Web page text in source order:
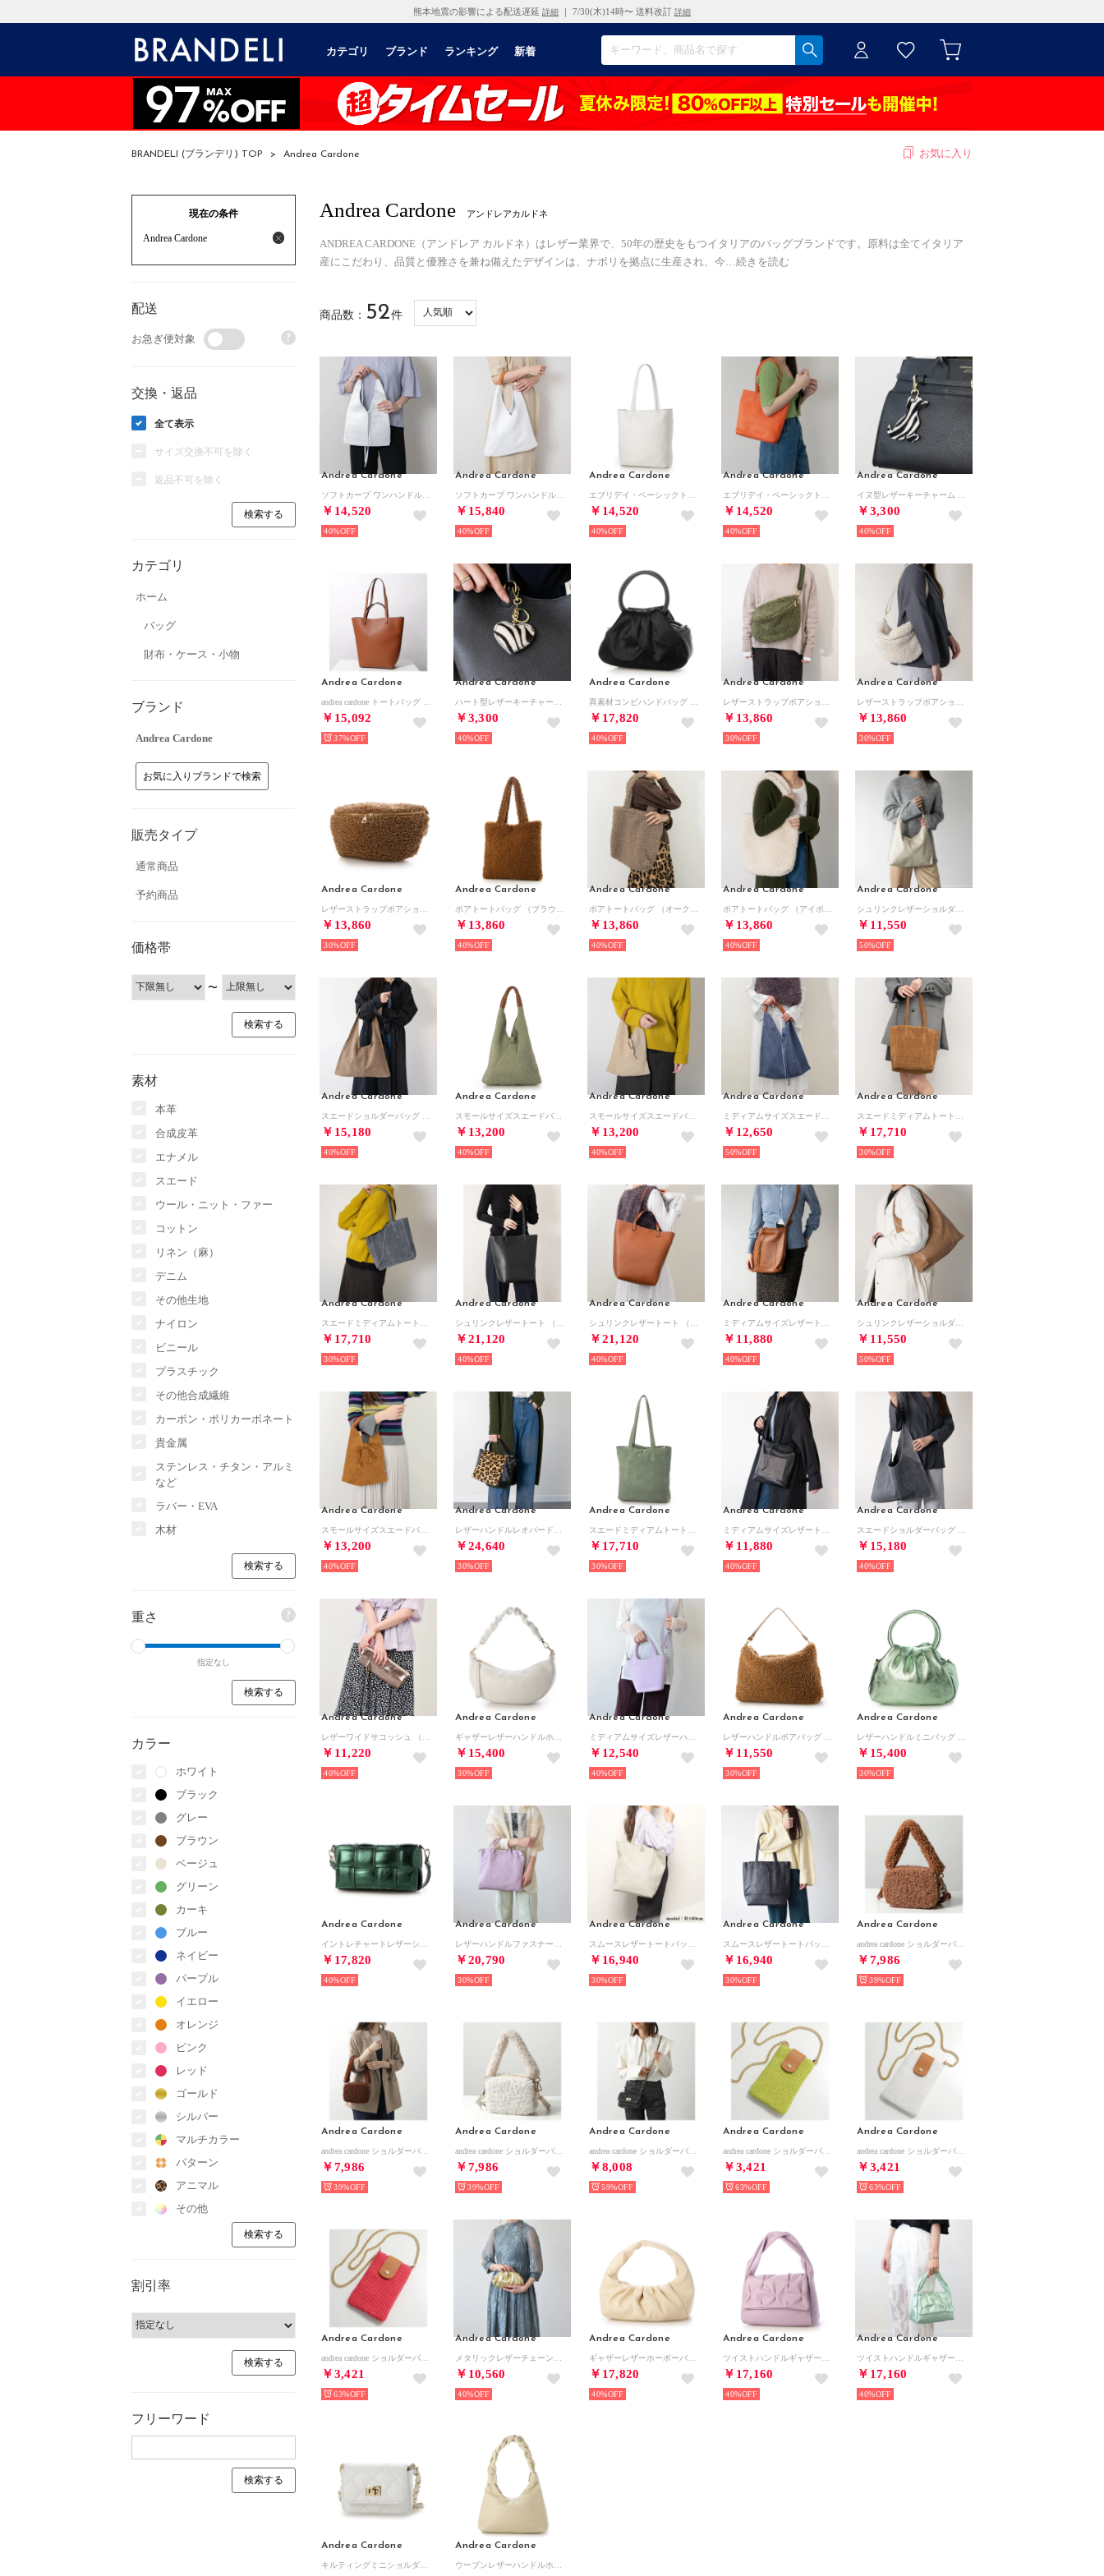
熊本地震の影響による配送遅延 詳細 ｜ 7/30(木)14時〜 送料改訂 詳細
カテゴリ ブランド ランキング 新着
BRANDELI (ブランデリ) TOP > Andrea Cardone お気に入り
現在の条件
Andrea Cardone
配送
お急ぎ便対象 ?
交換・返品
全て表示
サイズ交換不可を除く
返品不可を除く
カテゴリ
ホーム
バッグ
財布・ケース・小物
ブランド
Andrea Cardone
お気に入りブランドで検索
販売タイプ
通常商品
予約商品
価格帯
〜
素材
本革
合成皮革
エナメル
スエード
ウール・ニット・ファー
コットン
リネン（麻）
デニム
その他生地
ナイロン
ビニール
プラスチック
その他合成繊維
カーボン・ポリカーボネート
貴金属
ステンレス・チタン・アルミ
など
ラバー・EVA
木材
重さ ?
指定なし
カラー
ホワイト
ブラック
グレー
ブラウン
ベージュ
グリーン
カーキ
ブルー
ネイビー
パープル
イエロー
オレンジ
ピンク
レッド
ゴールド
シルバー
マルチカラー
パターン
アニマル
その他
割引率
フリーワード
Andrea Cardone アンドレアカルドネ
ANDREA CARDONE（アンドレア カルドネ）はレザー業界で、50年の歴史をもつイタリアのバッグブランドです。原料は全てイタリア
産にこだわり、品質と優雅さを兼ね備えたデザインは、ナポリを拠点に生産され、今
続きを読む
商品数： 52件
Andrea Cardone
￥14,520
40%
Andrea Cardone
￥15,840
40%
Andrea Cardone
￥14,520
40%
Andrea Cardone
￥14,520
40%
Andrea Cardone
￥3,300
40%
Andrea Cardone
￥15,092
37%
Andrea Cardone
￥3,300
40%
Andrea Cardone
￥17,820
40%
Andrea Cardone
￥13,860
30%
Andrea Cardone
￥13,860
30%
Andrea Cardone
￥13,860
30%
Andrea Cardone
￥13,860
40%
Andrea Cardone
￥13,860
40%
Andrea Cardone
￥13,860
40%
Andrea Cardone
￥11,550
50%
Andrea Cardone
￥15,180
40%
Andrea Cardone
￥13,200
40%
Andrea Cardone
￥13,200
40%
Andrea Cardone
￥12,650
50%
Andrea Cardone
￥17,710
30%
Andrea Cardone
￥17,710
30%
Andrea Cardone
￥21,120
40%
Andrea Cardone
￥21,120
40%
Andrea Cardone
￥11,880
40%
Andrea Cardone
￥11,550
50%
Andrea Cardone
￥13,200
40%
Andrea Cardone
￥24,640
30%
Andrea Cardone
￥17,710
30%
Andrea Cardone
￥11,880
40%
Andrea Cardone
￥15,180
40%
Andrea Cardone
￥11,220
40%
Andrea Cardone
￥15,400
30%
Andrea Cardone
￥12,540
40%
Andrea Cardone
￥11,550
30%
Andrea Cardone
￥15,400
30%
Andrea Cardone
￥17,820
40%
Andrea Cardone
￥20,790
30%
Andrea Cardone
￥16,940
30%
Andrea Cardone
￥16,940
30%
Andrea Cardone
￥7,986
39%
Andrea Cardone
￥7,986
39%
Andrea Cardone
￥7,986
39%
Andrea Cardone
￥8,008
59%
Andrea Cardone
￥3,421
63%
Andrea Cardone
￥3,421
63%
Andrea Cardone
￥3,421
63%
Andrea Cardone
￥10,560
40%
Andrea Cardone
￥17,820
40%
Andrea Cardone
￥17,160
40%
Andrea Cardone
￥17,160
40%
Andrea Cardone Andrea Cardone